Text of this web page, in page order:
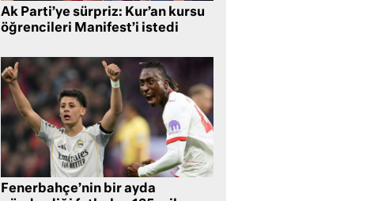
Ak Parti’ye sürpriz: Kur’an kursu
öğrencileri Manifest’i istedi
Fenerbahçe’nin bir ayda